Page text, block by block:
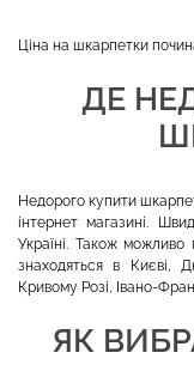
Ціна на шкарпетки
ДЕ
Недорого купити
інтернет магазині.
Україні. Також
знаходяться в Києві,
Кривому Розі, Івано-
ЯК